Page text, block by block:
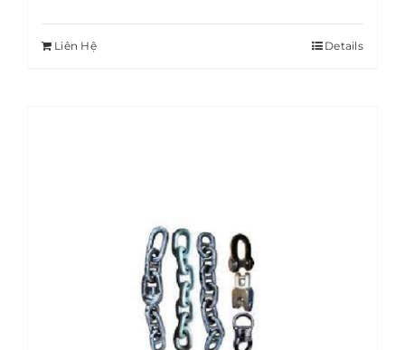
Liên Hệ Details